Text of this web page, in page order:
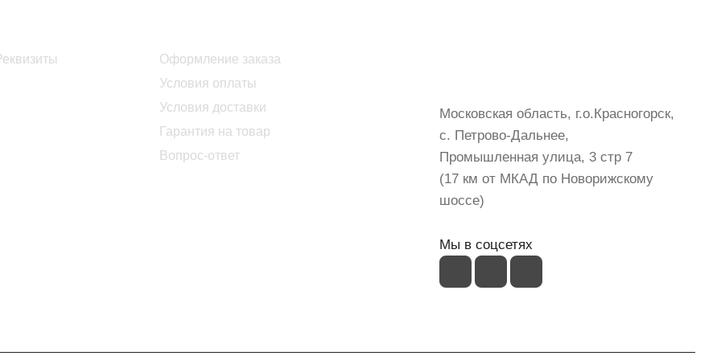
Оформление заказа
Условия оплаты
Условия доставки
Гарантия на товар
Вопрос-ответ
Московская область, г.о.Красногорск,
с. Петрово-Дальнее,
Промышленная улица, 3 стр 7
(17 км от МКАД по Новорижскому
шоссе)
Мы в соцсетях